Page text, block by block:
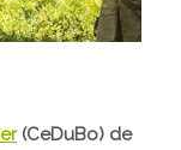
(CeDuBo) de